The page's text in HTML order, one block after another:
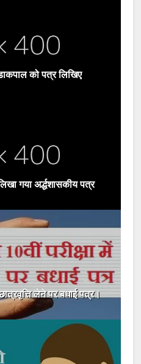
को पत्र लिखिए
गया अर्द्धशासकीय पत्र
लेने पर बधाई पत्र।